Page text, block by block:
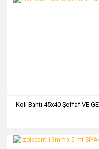
Koli Bantı 45x40 Şeffaf VE GE